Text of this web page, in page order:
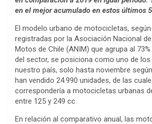
en el mejor acumulado en estos últimos
El modelo urbano de motocicletas,
registradas por la Asociación Nacional
Motos de Chile (ANIM) que agrupa al
del sector, se posiciona como uno de
nuestro país, solo hasta noviembre
han vendido 24.990 unidades, de las
correspondería a motocicletas urbanas
entre 125 y 249 cc.
En relación al comparativo anual, las